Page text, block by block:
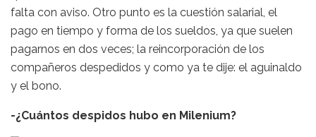
falta con aviso. Otro punto es la cuestión salarial, el
pago en tiempo y forma de los sueldos, ya que suelen
pagarnos en dos veces; la reincorporación de los
compañeros despedidos y como ya te dije: el aguinaldo
y el bono.
-¿Cuántos despidos hubo en Milenium?